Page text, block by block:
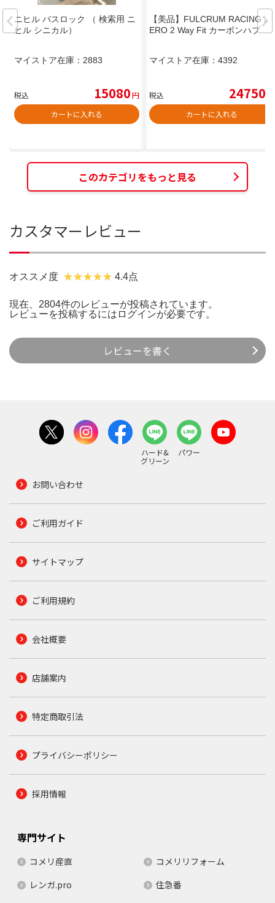
ニヒル バスロック （ 検索用 ニ
ヒル シニカル）
マイストア在庫： 2883
税込 15080円
カートに入れる
【美品】FULCRUM RACING Z
ERO 2 Way Fit カーボンハブ
マイストア在庫： 4392
税込 24750
カートに入れる
このカテゴリをもっと見る
カスタマーレビュー
オススメ度 4.4点
現在、2804件のレビューが投稿されています。
レビューを投稿するには ログインが必要です。
レビューを書く
ハード&
グリーン
パワー
お問い合わせ
ご利用ガイド
サイトマップ
ご利用規約
会社概要
店舗案内
特定商取引法
プライバシーポリシー
採用情報
専門サイト
コメリ産直
コメリリフォーム
レンガ.pro
住急番